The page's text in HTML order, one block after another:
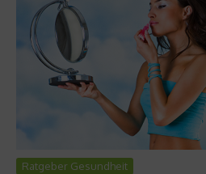
Ratgeber Gesundheit